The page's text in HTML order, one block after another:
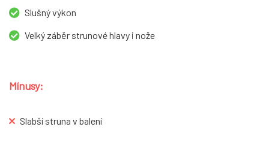
Slušný výkon
Velký záběr strunové hlavy i nože
Mínusy:
Slabší struna v balení